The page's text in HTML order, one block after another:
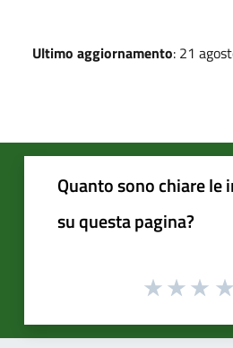
Ultimo aggiornamento: 21
Quanto sono chiare le
su questa pagina?